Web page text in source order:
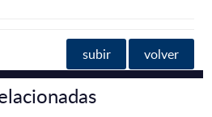
subir volver